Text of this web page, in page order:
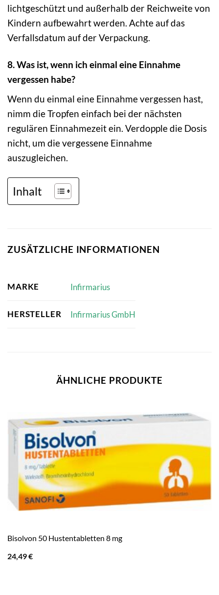
lichtgeschützt und außerhalb der Reichweite von
Kindern aufbewahrt werden. Achte auf das
Verfallsdatum auf der Verpackung.
8. Was ist, wenn ich einmal eine Einnahme
vergessen habe?
Wenn du einmal eine Einnahme vergessen hast,
nimm die Tropfen einfach bei der nächsten
regulären Einnahmezeit ein. Verdopple die Dosis
nicht, um die vergessene Einnahme
auszugleichen.
Inhalt
ZUSÄTZLICHE INFORMATIONEN
MARKE Infirmarius
HERSTELLER Infirmarius GmbH
ÄHNLICHE PRODUKTE
Bisolvon 50 Hustentabletten 8 mg
24,49€